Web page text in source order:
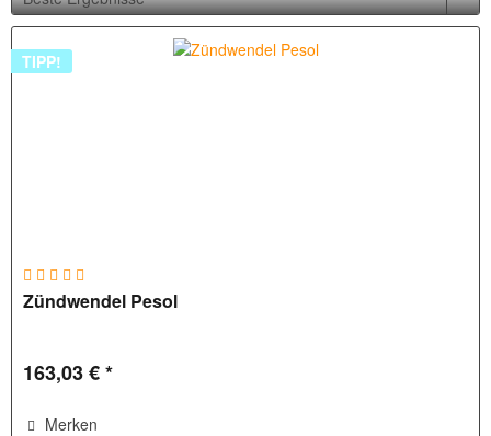
TIPP!
Zündwendel Pesol
163,03 € *
Merken